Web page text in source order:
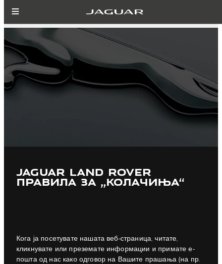
JAGUAR LAND ROVER
ПРАВИЛА ЗА „КОЛАЧИЊА“
Кога ја посетувате нашата веб-страница, читате,
кликнувате или преземате информации и примате е-
пошта од нас како одговор на Вашите прашања (на пр.